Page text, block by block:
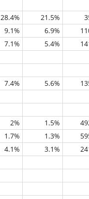
28.4% 21.5%
9.1% 6.9%
7.1% 5.4%
7.4% 5.6%
2% 1.5%
1.7% 1.3%
4.1% 3.1%